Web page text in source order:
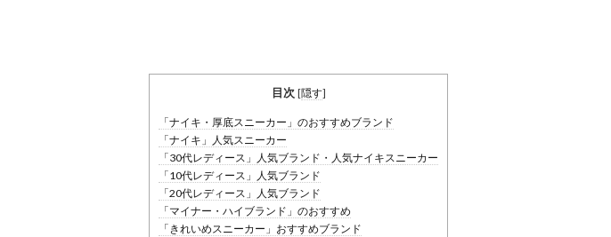
目次 [隠す]
「ナイキ・厚底スニーカー」のおすすめブランド
「ナイキ」人気スニーカー
「30代レディース」人気ブランド・人気ナイキスニーカー
「10代レディース」人気ブランド
「20代レディース」人気ブランド
「マイナー・ハイブランド」のおすすめ
「きれいめスニーカー」おすすめブランド